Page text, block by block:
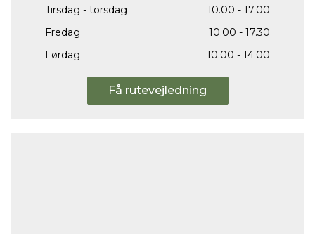
Tirsdag - torsdag
10.00 - 17.00
Fredag
10.00 - 17.30
Lørdag
10.00 - 14.00
Få rutevejledning